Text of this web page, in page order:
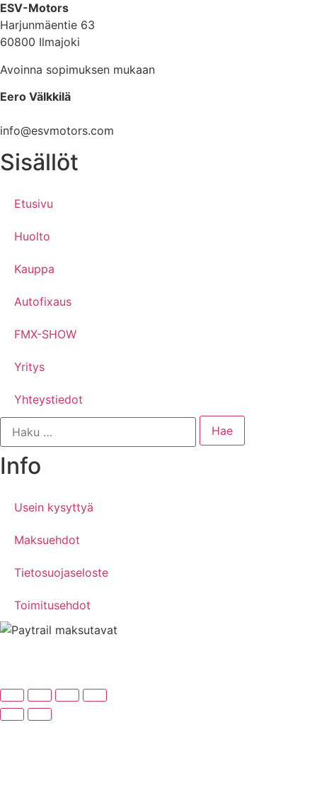
ESV-Motors
Harjunmäentie 63
60800 Ilmajoki
Avoinna sopimuksen mukaan
Eero Välkkilä
info@esvmotors.com
Sisällöt
Etusivu
Huolto
Kauppa
Autofixaus
FMX-SHOW
Yritys
Yhteystiedot
Info
Usein kysyttyä
Maksuehdot
Tietosuojaseloste
Toimitusehdot